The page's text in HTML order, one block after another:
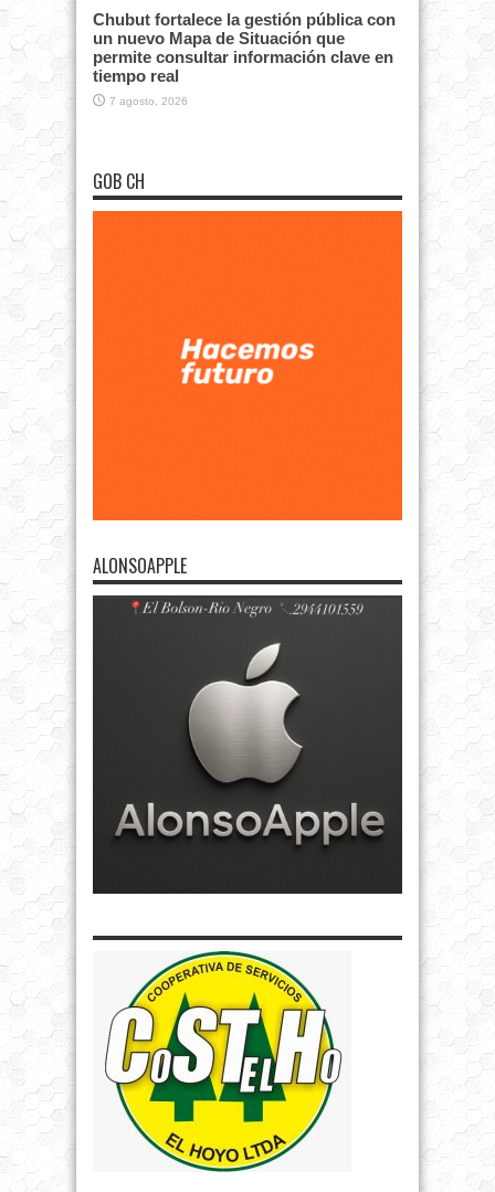
Chubut fortalece la gestión pública con
un nuevo Mapa de Situación que
permite consultar información clave en
tiempo real
7 agosto, 2026
GOB CH
ALONSOAPPLE